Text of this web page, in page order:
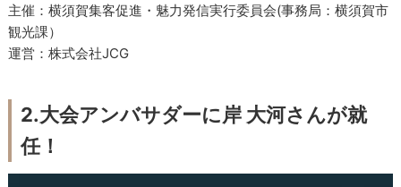
主催：横須賀集客促進・魅力発信実行委員会(事務局：横須賀市
観光課）
運営：株式会社JCG
2.大会アンバサダーに岸 大河さんが就
任！